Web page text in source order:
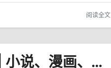
阅读全文
MyComic_v1.11.1 去广告纯净版APP | 小说、漫画、影视三合一